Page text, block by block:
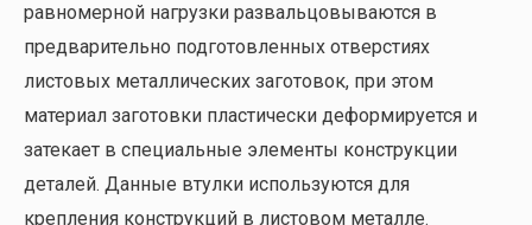
равномерной нагрузки развальцовываются в
предварительно подготовленных отверстиях
листовых металлических заготовок, при этом
материал заготовки пластически деформируется и
затекает в специальные элементы конструкции
деталей. Данные втулки используются для
крепления конструкций в листовом металле.